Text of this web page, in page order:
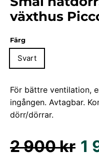
växthus
Färg
Svart
För bättre ventilation,
ingången. Avtagbar.
dörr/dörrar.
Ordinarie
pris
2 900 kr 1